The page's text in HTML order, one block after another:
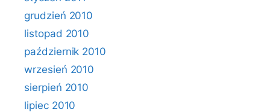
grudzień 2010
listopad 2010
październik 2010
wrzesień 2010
sierpień 2010
lipiec 2010